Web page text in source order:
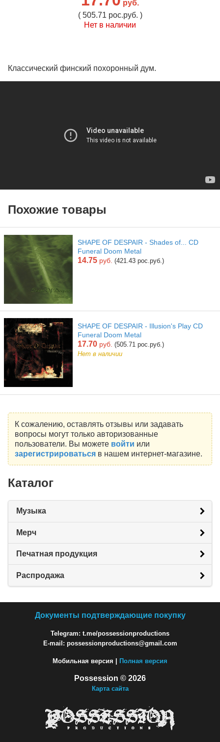
руб.
( 505.71 рос.руб. )
Нет в наличии
Классический финский похоронный дум.
Похожие товары
SHAPE OF DESPAIR - Shades of... CD
Funeral Doom Metal
14.75 руб. (421.43 рос.руб.)
SHAPE OF DESPAIR - Illusion's Play CD
Funeral Doom Metal
17.70 руб. (505.71 рос.руб.)
Нет в наличии
К сожалению, оставлять отзывы или задавать
вопросы могут только авторизованные
пользователи. Вы можете войти или
зарегистрироватьсяв нашем интернет-магазине.
Каталог
Музыка
Мерч
Печатная продукция
Распродажа
Документы подтверждающие покупку
Telegram: t.me/possessionproductions
E-mail: possessionproductions@gmail.com
Мобильная версия | Полная версия
Possession © 2026
Карта сайта